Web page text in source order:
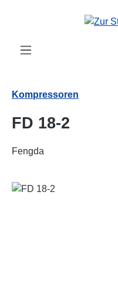
Zum Hauptinhalt springen
Kompressoren
FD 18-2
Fengda
Bildergalerie überspringen